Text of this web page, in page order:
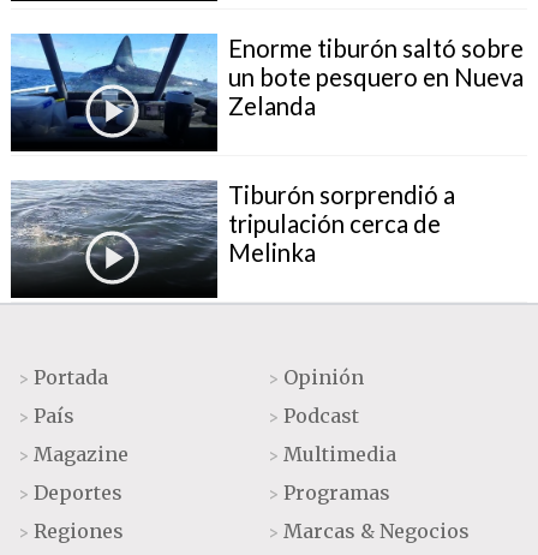
Enorme tiburón saltó sobre
un bote pesquero en Nueva
Zelanda
Tiburón sorprendió a
tripulación cerca de
Melinka
> Portada
> País
> Magazine
> Deportes
> Regiones
> Opinión
> Podcast
> Multimedia
> Programas
> Marcas & Negocios